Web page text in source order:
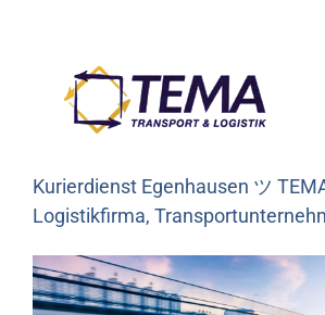
Kurierdienst Egenhausen ツ
Logistikfirma,